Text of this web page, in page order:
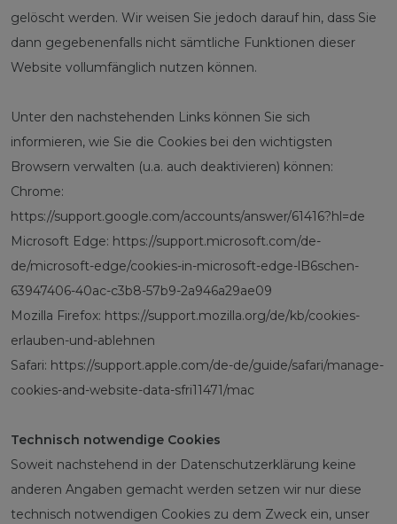
gelöscht werden. Wir weisen Sie jedoch darauf hin, dass Sie
dann gegebenenfalls nicht sämtliche Funktionen dieser
Website vollumfänglich nutzen können.
Unter den nachstehenden Links können Sie sich
informieren, wie Sie die Cookies bei den wichtigsten
Browsern verwalten (u.a. auch deaktivieren) können:
Chrome:
https://support.google.com/accounts/answer/61416?hl=de
Microsoft Edge: https://support.microsoft.com/de-
de/microsoft-edge/cookies-in-microsoft-edge-lB6schen-
63947406-40ac-c3b8-57b9-2a946a29ae09
Mozilla Firefox: https://support.mozilla.org/de/kb/cookies-
erlauben-und-ablehnen
Safari: https://support.apple.com/de-de/guide/safari/manage-
cookies-and-website-data-sfri11471/mac
Technisch notwendige Cookies
Soweit nachstehend in der Datenschutzerklärung keine
anderen Angaben gemacht werden setzen wir nur diese
technisch notwendigen Cookies zu dem Zweck ein, unser